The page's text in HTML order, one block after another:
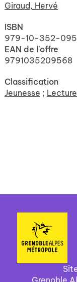
Giraud, Hervé
ISBN
979-10-352-
EAN de l'offre
9791035209568
Classification
Jeunesse ;
Grenoble